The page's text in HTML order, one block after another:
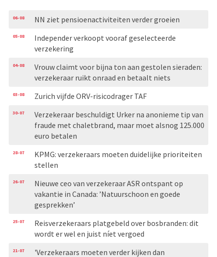
06-08 NN ziet pensioenactiviteiten verder groeien
05-08
Independer verkoopt vooraf geselecteerde
verzekering
04-08
Vrouw claimt voor bijna ton aan gestolen sieraden:
verzekeraar ruikt onraad en betaalt niets
03-08 Zurich vijfde ORV-risicodrager TAF
30-07
Verzekeraar beschuldigt Urker na anonieme tip van
fraude met chaletbrand, maar moet alsnog 125.000
euro betalen
28-07
KPMG: verzekeraars moeten duidelijke prioriteiten
stellen
26-07
Nieuwe ceo van verzekeraar ASR ontspant op
vakantie in Canada: ’Natuurschoon en goede
gesprekken’
25-07
Reisverzekeraars platgebeld over bosbranden: dit
wordt er wel en juist níet vergoed
21-07 'Verzekeraars moeten verder kijken dan